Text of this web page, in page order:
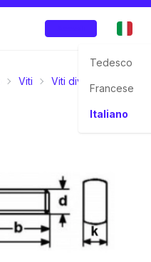
Tedesco
Francese
Italiano
Viti Viti diversi